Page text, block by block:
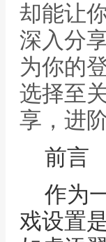
却能让
深入分
为你的
选择至
享，进
前言
作为
戏设置